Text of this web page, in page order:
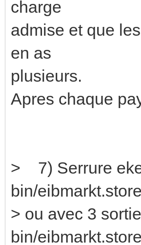
charge
admise et que
en as
plusieurs.
Apres chaque
> 7) Serrure
bin/
> ou avec 3
bin/